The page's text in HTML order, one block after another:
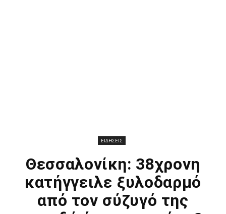
ΕΙΔΗΣΕΙΣ
Θεσσαλονίκη: 38χρονη
κατήγγειλε ξυλοδαρμό
από τον σύζυγό της